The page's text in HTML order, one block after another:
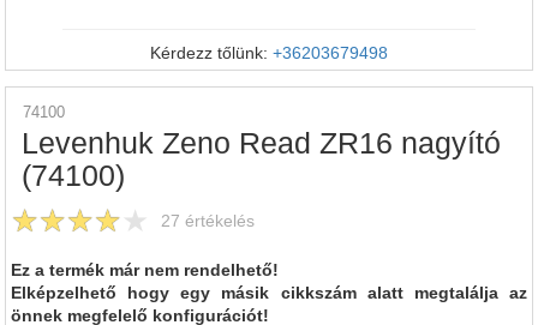
Kérdezz tőlünk: +36203679498
74100
Levenhuk Zeno Read ZR16 nagyító
(74100)
27 értékelés
Ez a termék már nem rendelhető!
Elképzelhető hogy egy másik cikkszám alatt megtalálja az
önnek megfelelő konfigurációt!